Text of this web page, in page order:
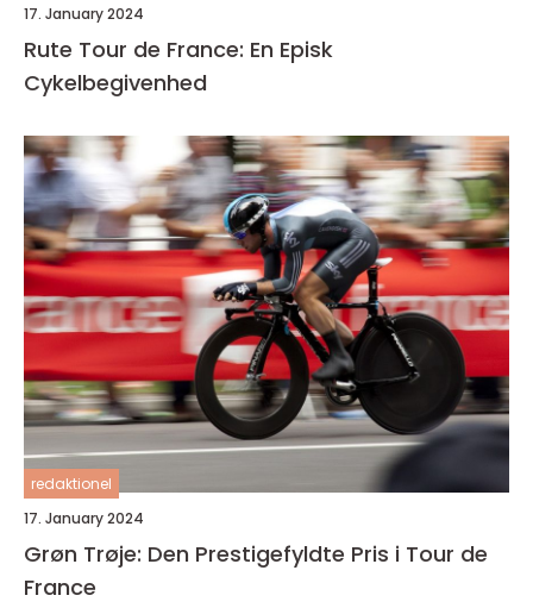
17. January 2024
Rute Tour de France: En Episk
Cykelbegivenhed
redaktionel
17. January 2024
Grøn Trøje: Den Prestigefyldte Pris i Tour de
France